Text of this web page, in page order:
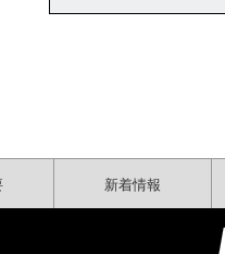
新着情報